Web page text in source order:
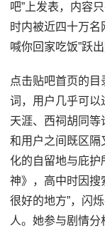
吧”上发表，内容
时内被近四十万名
喊你回家吃饭”跃
点击贴吧首页的
词，用户几乎可以
天涯、西祠胡同
和用户之间既区隔
化的自留地与庇
神》，高中时因搜
很好的地方”，闪
人。她参与剧情分